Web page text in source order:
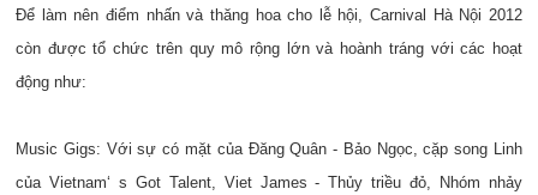
Để làm nên điểm nhấn và thăng hoa cho lễ hội, Carnival Hà Nội 2012
còn được tổ chức trên quy mô rộng lớn và hoành tráng với các hoạt
động như:
Music Gigs: Với sự có mặt của Đăng Quân - Bảo Ngọc, cặp song Linh
của Vietnam‘ s Got Talent, Viet James - Thủy triều đỏ, Nhóm nhảy